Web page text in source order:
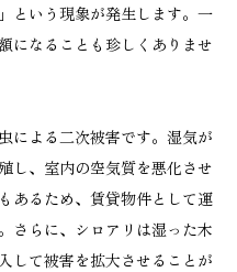
という現象が発生します。一
になることも珍しくありませ
による二次被害です。湿気が
し、室内の空気質を悪化させ
あるため、賃貸物件として運
さらに、シロアリは湿った木
して被害を拡大させることが